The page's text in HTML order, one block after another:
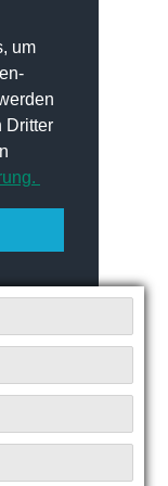
um
Dritter